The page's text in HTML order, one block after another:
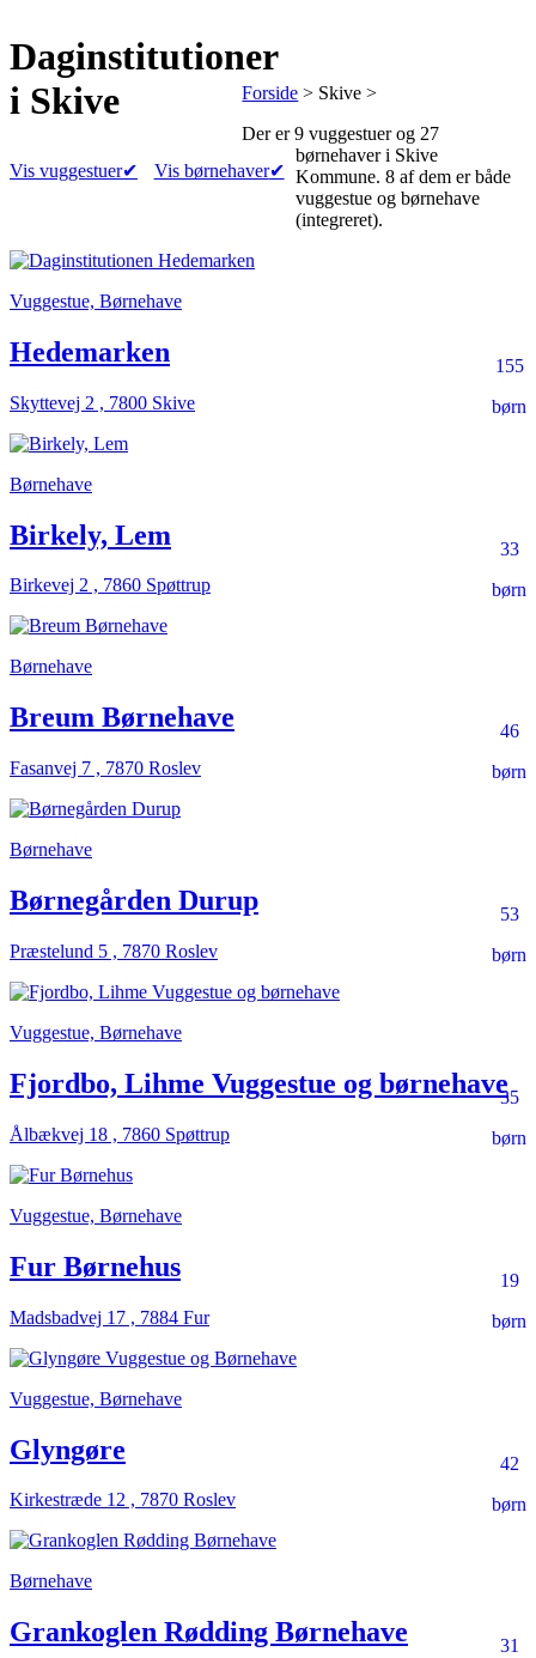
Daginstitutioner
i Skive
Vis vuggestuer✔ Vis børnehaver✔
Forside > Skive >
Der er9 vuggestuerog 27
børnehaveri Skive
Kommune.8 af dem er både
vuggestue og børnehave
(integreret).
Vuggestue, Børnehave
155
børn
Hedemarken
Skyttevej 2 , 7800 Skive
Børnehave
33
børn
Birkely, Lem
Birkevej 2 , 7860 Spøttrup
Børnehave
46
børn
Breum Børnehave
Fasanvej 7 , 7870 Roslev
Børnehave
53
børn
Børnegården Durup
Præstelund 5 , 7870 Roslev
Vuggestue, Børnehave
35
børn
Fjordbo, Lihme Vuggestue og børnehave
Ålbækvej 18 , 7860 Spøttrup
Vuggestue, Børnehave
19
børn
Fur Børnehus
Madsbadvej 17 , 7884 Fur
Vuggestue, Børnehave
42
børn
Glyngøre
Kirkestræde 12 , 7870 Roslev
Børnehave
31
Grankoglen Rødding Børnehave